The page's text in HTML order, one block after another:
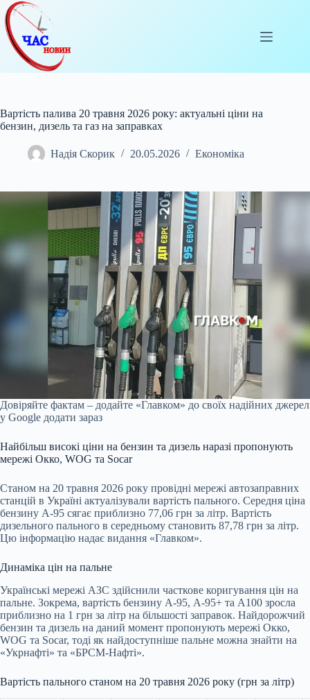
Перейти
до
вмісту
Вартість палива 20 травня 2026 року: актуальні ціни на
бензин, дизель та газ на заправках
Надія Скорик 20.05.2026 Економіка
Довіряйте фактам – додайте «Главком» до своїх надійних джерел
у Google додати зараз
Найбільш високі ціни на бензин та дизель наразі пропонують
мережі Окко, WOG та Socar
Станом на 20 травня 2026 року провідні мережі автозаправних
станцій в Україні актуалізували вартість пального. Середня ціна
бензину А-95 сягає приблизно 77,06 грн за літр. Вартість
дизельного пального в середньому становить 87,78 грн за літр.
Цю інформацію надає видання «Главком».
Динаміка цін на пальне
Українські мережі АЗС здійснили часткове коригування цін на
пальне. Зокрема, вартість бензину А-95, А-95+ та А100 зросла
приблизно на 1 грн за літр на більшості заправок. Найдорожчий
бензин та дизель на даний момент пропонують мережі Окко,
WOG та Socar, тоді як найдоступніше пальне можна знайти на
«Укрнафті» та «БРСМ-Нафті».
Вартість пального станом на 20 травня 2026 року (грн за літр)